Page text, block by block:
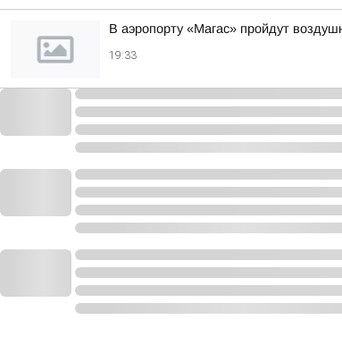
В аэропорту «Магас» пройдут
19:33